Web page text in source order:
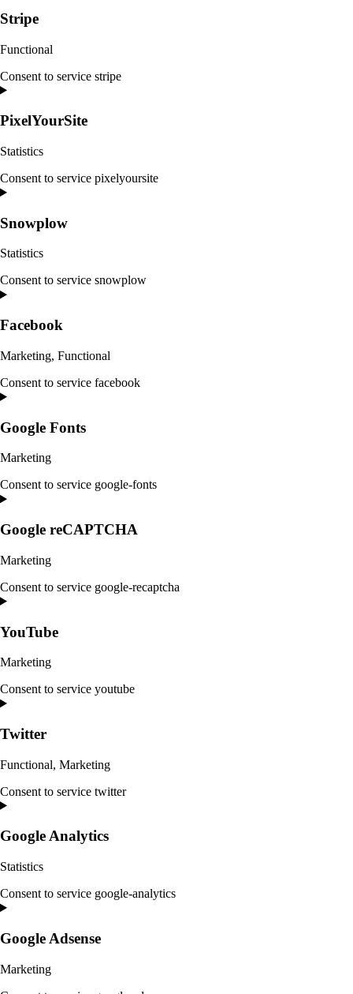
Stripe
Functional
Consent to service stripe
PixelYourSite
Statistics
Consent to service pixelyoursite
Snowplow
Statistics
Consent to service snowplow
Facebook
Marketing, Functional
Consent to service facebook
Google Fonts
Marketing
Consent to service google-fonts
Google reCAPTCHA
Marketing
Consent to service google-recaptcha
YouTube
Marketing
Consent to service youtube
Twitter
Functional, Marketing
Consent to service twitter
Google Analytics
Statistics
Consent to service google-analytics
Google Adsense
Marketing